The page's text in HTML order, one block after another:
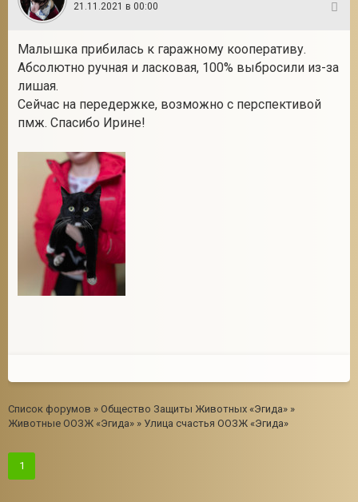
21.11.2021 в 00:00
Малышка прибилась к гаражному кооперативу.
Абсолютно ручная и ласковая, 100% выбросили из-за
лишая.
Сейчас на передержке, возможно с перспективой
пмж. Спасибо Ирине!
Список форумов » Общество Защиты Животных «Эгида» »
Животные ООЗЖ «Эгида» » Улица счастья ООЗЖ «Эгида»
1